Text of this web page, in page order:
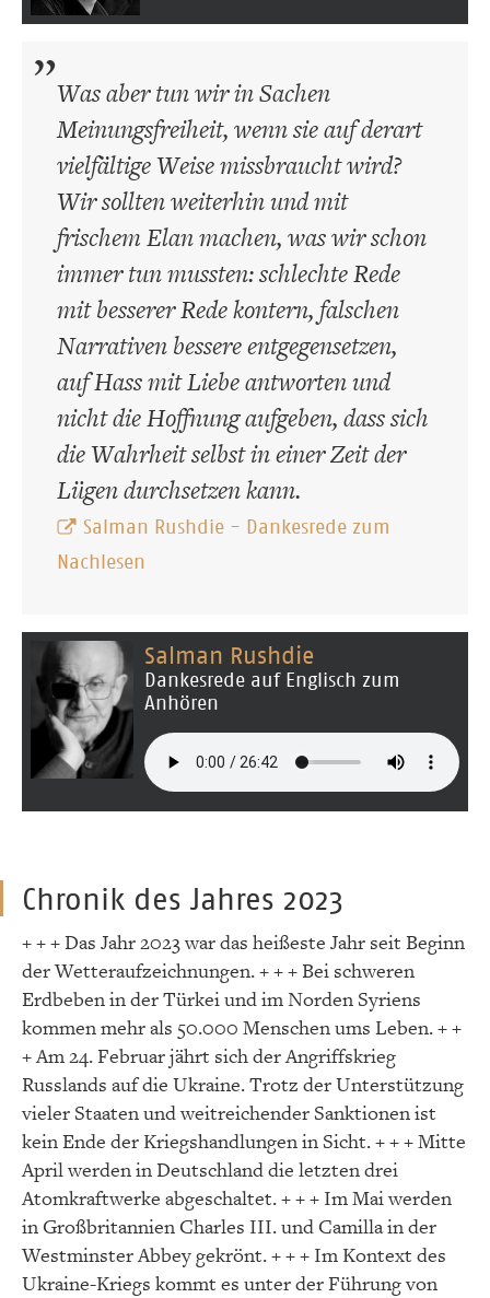
Was aber tun wir in Sachen
Meinungsfreiheit, wenn sie auf derart
vielfältige Weise missbraucht wird?
Wir sollten weiterhin und mit
frischem Elan machen, was wir schon
immer tun mussten: schlechte Rede
mit besserer Rede kontern, falschen
Narrativen bessere entgegensetzen,
auf Hass mit Liebe antworten und
nicht die Hoffnung aufgeben, dass sich
die Wahrheit selbst in einer Zeit der
Lügen durchsetzen kann.
Salman Rushdie - Dankesrede zum
Nachlesen
Salman Rushdie
Dankesrede auf Englisch zum
Anhören
Chronik des Jahres 2023
+ + + Das Jahr 2023 war das heißeste Jahr seit Beginn
der Wetteraufzeichnungen. + + + Bei schweren
Erdbeben in der Türkei und im Norden Syriens
kommen mehr als 50.000 Menschen ums Leben. + +
+ Am 24. Februar jährt sich der Angriffskrieg
Russlands auf die Ukraine. Trotz der Unterstützung
vieler Staaten und weitreichender Sanktionen ist
kein Ende der Kriegshandlungen in Sicht. + + + Mitte
April werden in Deutschland die letzten drei
Atomkraftwerke abgeschaltet. + + + Im Mai werden
in Großbritannien Charles III. und Camilla in der
Westminster Abbey gekrönt. + + + Im Kontext des
Ukraine-Kriegs kommt es unter der Führung von